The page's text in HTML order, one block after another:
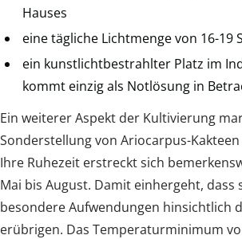
Hauses
eine tägliche Lichtmenge von 16-19
ein kunstlichtbestrahlter Platz im
kommt einzig als Notlösung in
Ein weiterer Aspekt der Kultivierung
Sonderstellung von Ariocarpus-
Ihre Ruhezeit erstreckt sich
Mai bis August. Damit einhergeht, dass
besondere Aufwendungen hinsichtlich
erübrigen. Das Temperaturminimum